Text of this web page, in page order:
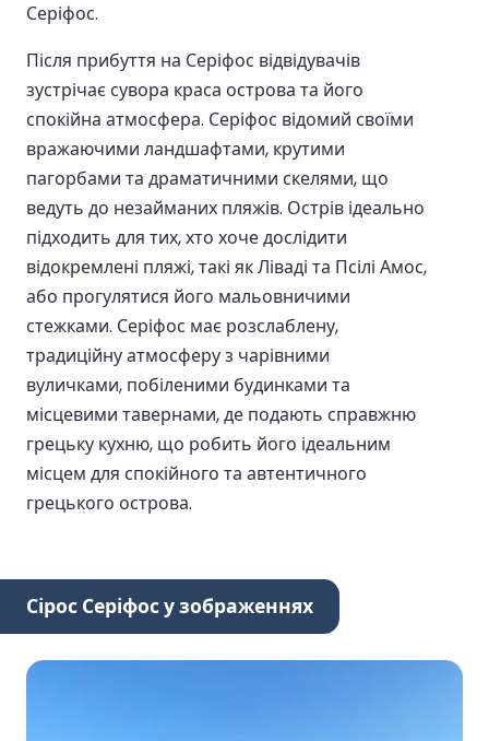
Серіфос.
Після прибуття на Серіфос відвідувачів
зустрічає сувора краса острова та його
спокійна атмосфера. Серіфос відомий своїми
вражаючими ландшафтами, крутими
пагорбами та драматичними скелями, що
ведуть до незайманих пляжів. Острів ідеально
підходить для тих, хто хоче дослідити
відокремлені пляжі, такі як Ліваді та Псілі Амос,
або прогулятися його мальовничими
стежками. Серіфос має розслаблену,
традиційну атмосферу з чарівними
вуличками, побіленими будинками та
місцевими тавернами, де подають справжню
грецьку кухню, що робить його ідеальним
місцем для спокійного та автентичного
грецького острова.
Сірос Серіфос у зображеннях